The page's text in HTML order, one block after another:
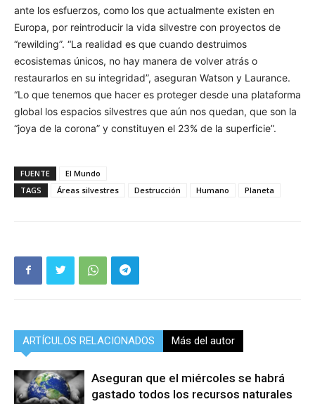
ante los esfuerzos, como los que actualmente existen en
Europa, por reintroducir la vida silvestre con proyectos de
“rewilding”. “La realidad es que cuando destruimos
ecosistemas únicos, no hay manera de volver atrás o
restaurarlos en su integridad”, aseguran Watson y Laurance.
“Lo que tenemos que hacer es proteger desde una plataforma
global los espacios silvestres que aún nos quedan, que son la
“joya de la corona” y constituyen el 23% de la superficie”.
FUENTE
El Mundo
TAGS
Áreas silvestres Destrucción Humano Planeta
ARTÍCULOS RELACIONADOS Más del autor
Aseguran que el miércoles se habrá
gastado todos los recursos naturales